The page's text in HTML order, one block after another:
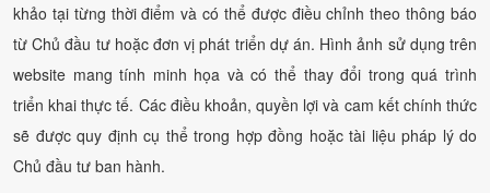
khảo tại từng thời điểm và có thể được điều chỉnh theo thông báo
từ Chủ đầu tư hoặc đơn vị phát triển dự án. Hình ảnh sử dụng trên
website mang tính minh họa và có thể thay đổi trong quá trình
triển khai thực tế. Các điều khoản, quyền lợi và cam kết chính thức
sẽ được quy định cụ thể trong hợp đồng hoặc tài liệu pháp lý do
Chủ đầu tư ban hành.